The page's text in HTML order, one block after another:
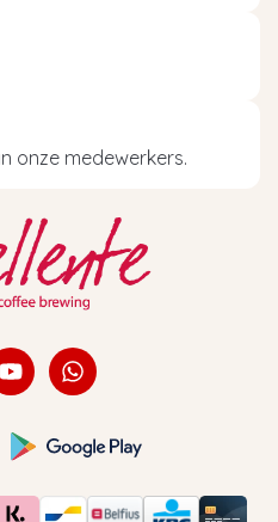
onze medewerkers.